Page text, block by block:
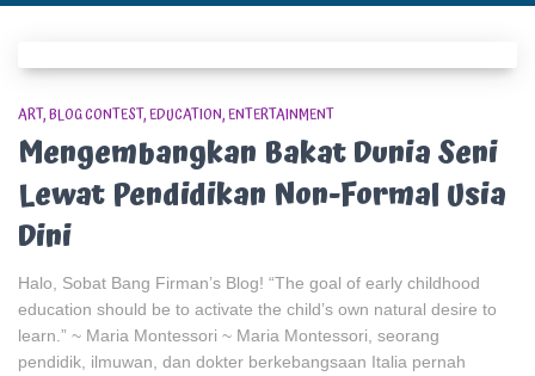
ART BLOG CONTEST EDUCATION ENTERTAINMENT
Mengembangkan Bakat Dunia Seni
Lewat Pendidikan Non-Formal Usia
Dini
Halo, Sobat Bang Firman’s Blog! “The goal of early childhood
education should be to activate the child’s own natural desire to
learn.” ~ Maria Montessori ~ Maria Montessori, seorang
pendidik, ilmuwan, dan dokter berkebangsaan Italia pernah